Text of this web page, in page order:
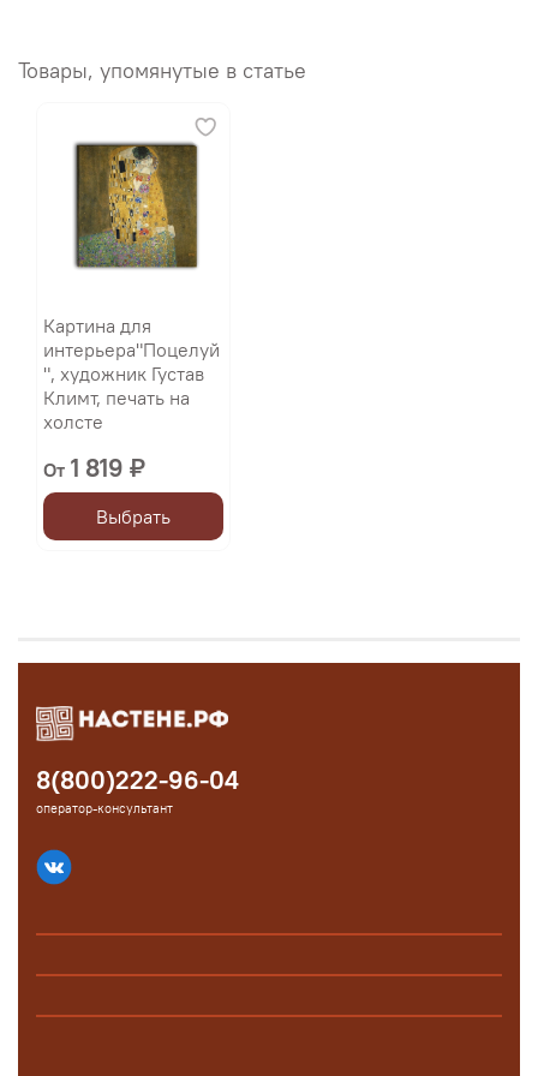
Товары, упомянутые в статье
Картина для
интерьера"Поцелуй
", художник Густав
Климт, печать на
холсте
От1 819 ₽
Выбрать
8(800)222-96-04
оператор-консультант